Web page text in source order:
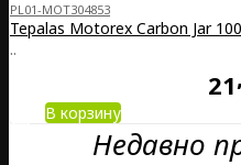
PL01-MOT304853
Tepalas Motorex Carbon Jar
..
21
В корзину
Недавно